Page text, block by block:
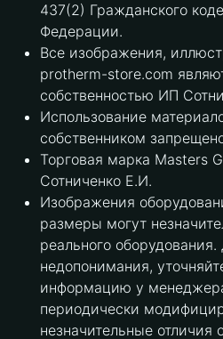
437(2) Гражданского
Федерации.
Все изображения,
protherm-store.com
собственностью ИП
Использование
собственником
Торговая марка Masters
Сотниченко Е.И.
Изображения
размеры могут
реального
недопонимания,
информацию у
периодически
незначительные отличия